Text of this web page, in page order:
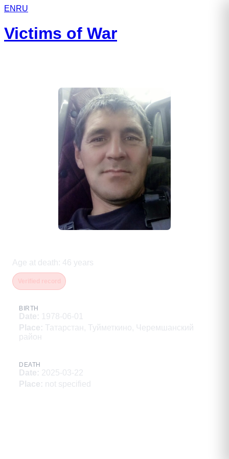
EN RU
Victims of War
Age at death : 46 years
BIRTH
Date: 1978-06-01
Place: Татарстан, Туйметкино, Черемшанский
район
DEATH
Date: 2025-03-22
Place: not specified